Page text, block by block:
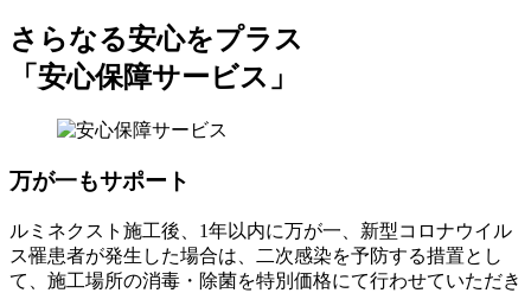
さらなる安心をプラス
「安心保障サービス」
万が一もサポート
ルミネクスト施工後、1年以内に万が一、新型コロナウイル
ス罹患者が発生した場合は、二次感染を予防する措置とし
て、 施工場所の消毒・除菌を特別価格にて行わせていただき